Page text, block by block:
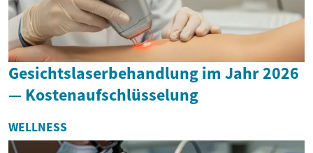
Gesichtslaserbehandlung im Jahr 2026
— Kostenaufschlüsselung
WELLNESS